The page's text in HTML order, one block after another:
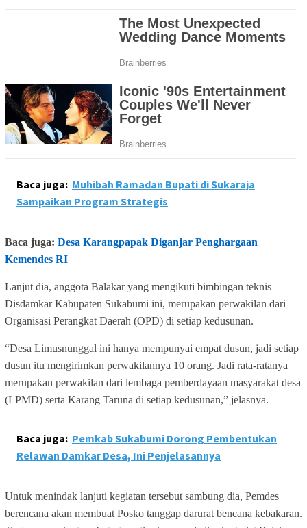
Baca juga: Muhibah Ramadan Bupati di Sukaraja
Sampaikan Program Strategis
Baca juga: Desa Karangpapak Diganjar Penghargaan
Kemendes RI
Lanjut dia, anggota Balakar yang mengikuti bimbingan teknis
Disdamkar Kabupaten Sukabumi ini, merupakan perwakilan dari
Organisasi Perangkat Daerah (OPD) di setiap kedusunan.
“Desa Limusnunggal ini hanya mempunyai empat dusun, jadi setiap
dusun itu mengirimkan perwakilannya 10 orang. Jadi rata-ratanya
merupakan perwakilan dari lembaga pemberdayaan masyarakat desa
(LPMD) serta Karang Taruna di setiap kedusunan,” jelasnya.
Baca juga: Pemkab Sukabumi Dorong Pembentukan
Relawan Damkar Desa, Ini Penjelasannya
Untuk menindak lanjuti kegiatan tersebut sambung dia, Pemdes
berencana akan membuat Posko tanggap darurat bencana kebakaran.